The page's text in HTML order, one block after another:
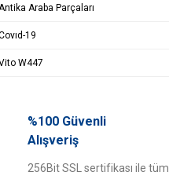
Araba Parçaları
19
W447
%100 Güvenli
Alışveriş
256Bit SSL sertifikası ile tüm